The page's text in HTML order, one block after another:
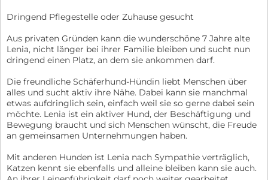
Dringend Pflegestelle oder Zuhause gesucht
Aus privaten Gründen kann die wunderschöne 7 Jahre alte
Lenia, nicht länger bei ihrer Familie bleiben und sucht nun
dringend einen Platz, an dem sie ankommen darf.
Die freundliche Schäferhund-Hündin liebt Menschen über
alles und sucht aktiv ihre Nähe. Dabei kann sie manchmal
etwas aufdringlich sein, einfach weil sie so gerne dabei sein
möchte. Lenia ist ein aktiver Hund, der Beschäftigung und
Bewegung braucht und sich Menschen wünscht, die Freude
an gemeinsamen Unternehmungen haben.
Mit anderen Hunden ist Lenia nach Sympathie verträglich,
Katzen kennt sie ebenfalls und alleine bleiben kann sie auch.